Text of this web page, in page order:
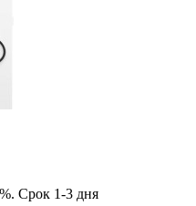
Срок 1-3 дня